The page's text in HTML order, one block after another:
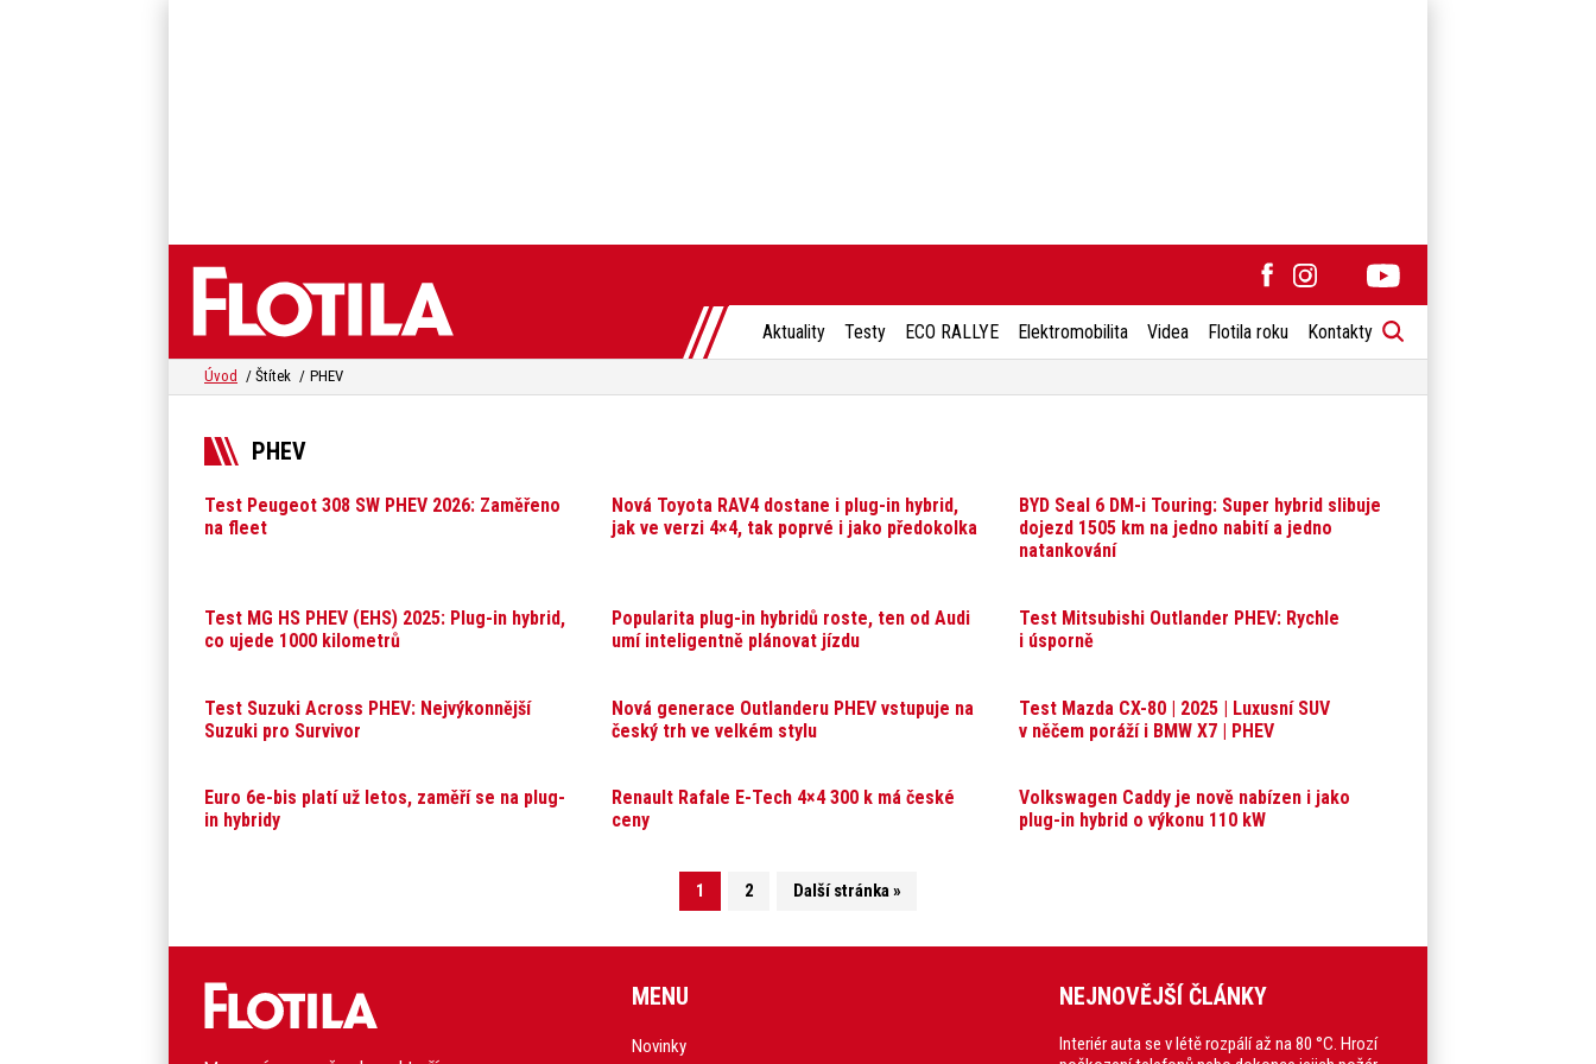
Aktuality Testy ECO RALLYE Elektromobilita Videa Flotila roku Kontakty
Úvod Štítek PHEV
PHEV
Test Peugeot 308 SW PHEV 2026: Zaměřeno
na fleet
Nová Toyota RAV4 dostane i plug-in hybrid,
jak ve verzi 4×4, tak poprvé i jako předokolka
BYD Seal 6 DM-i Touring: Super hybrid slibuje
dojezd 1505 km na jedno nabití a jedno
natankování
Test MG HS PHEV (EHS) 2025: Plug-in hybrid,
co ujede 1000 kilometrů
Popularita plug-in hybridů roste, ten od Audi
umí inteligentně plánovat jízdu
Test Mitsubishi Outlander PHEV: Rychle
i úsporně
Test Suzuki Across PHEV: Nejvýkonnější
Suzuki pro Survivor
Nová generace Outlanderu PHEV vstupuje na
český trh ve velkém stylu
Test Mazda CX-80 | 2025 | Luxusní SUV
v něčem poráží i BMW X7 | PHEV
Euro 6e-bis platí už letos, zaměří se na plug-
in hybridy
Renault Rafale E-Tech 4×4 300 k má české
ceny
Volkswagen Caddy je nově nabízen i jako
plug-in hybrid o výkonu 110 kW
1 2 Další stránka »
MENU
Novinky
NEJNOVĚJŠÍ ČLÁNKY
Interiér auta se v létě rozpálí až na 80 °C. Hrozí